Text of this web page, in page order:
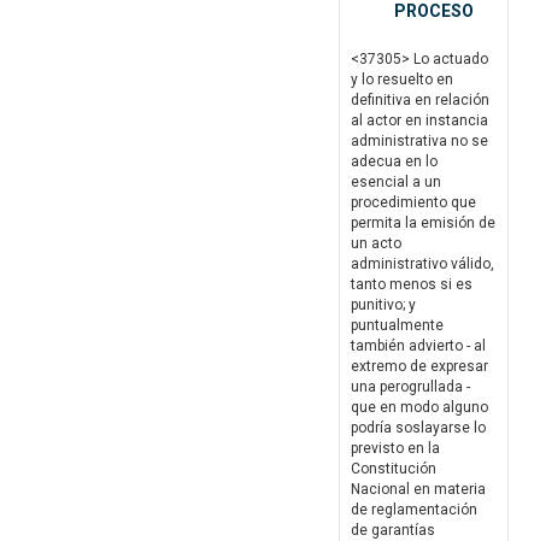
PROCESO
<37305> Lo actuado
y lo resuelto en
definitiva en relación
al actor en instancia
administrativa no se
adecua en lo
esencial a un
procedimiento que
permita la emisión de
un acto
administrativo válido,
tanto menos si es
punitivo; y
puntualmente
también advierto - al
extremo de expresar
una perogrullada -
que en modo alguno
podría soslayarse lo
previsto en la
Constitución
Nacional en materia
de reglamentación
de garantías